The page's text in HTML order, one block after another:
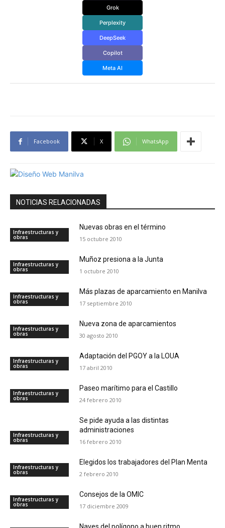
Grok
Perplexity
DeepSeek
Copilot
Meta AI
Facebook X WhatsApp
NOTICIAS RELACIONADAS
Infraestructuras y
obras
Nuevas obras en el término
15 octubre 2010
Infraestructuras y
obras
Muñoz presiona a la Junta
1 octubre 2010
Infraestructuras y
obras
Más plazas de aparcamiento en Manilva
17 septiembre 2010
Infraestructuras y
obras
Nueva zona de aparcamientos
30 agosto 2010
Infraestructuras y
obras
Adaptación del PGOY a la LOUA
17 abril 2010
Infraestructuras y
obras
Paseo marítimo para el Castillo
24 febrero 2010
Infraestructuras y
obras
Se pide ayuda a las distintas
administraciones
16 febrero 2010
Infraestructuras y
obras
Elegidos los trabajadores del Plan Menta
2 febrero 2010
Infraestructuras y
obras
Consejos de la OMIC
17 diciembre 2009